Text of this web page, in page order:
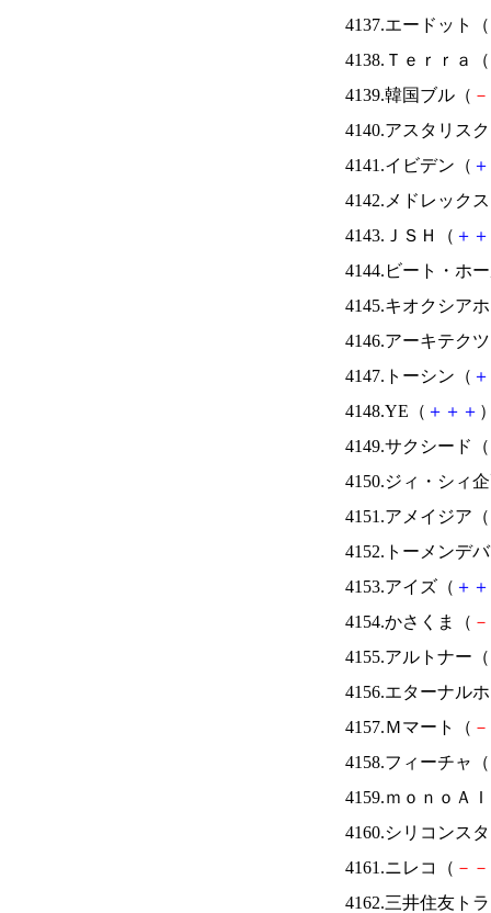
4137.エードット（
4138.Ｔｅｒｒａ（
4139.韓国ブル（ －
4140.アスタリス
4141.イビデン（ ＋
4142.メドレック
4143.ＪＳＨ（ ＋ ＋
4144.ビート・ホ
4145.キオクシア
4146.アーキテク
4147.トーシン（ ＋
4148.YE（ ＋ ＋ ＋
4149.サクシード（
4150.ジィ・シィ
4151.アメイジア（
4152.トーメンデ
4153.アイズ（ ＋ ＋
4154.かさくま（ －
4155.アルトナー（
4156.エターナル
4157.Ｍマート（ －
4158.フィーチャ（
4159.ｍｏｎｏＡ
4160.シリコンス
4161.ニレコ（ － －
4162.三井住友ト